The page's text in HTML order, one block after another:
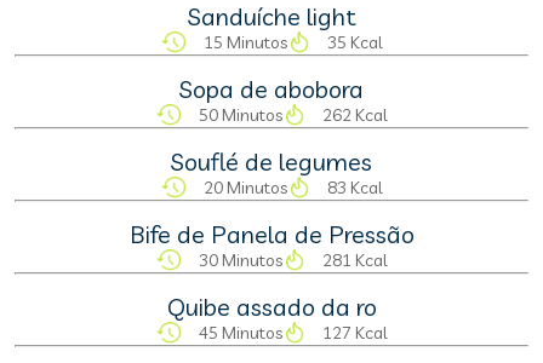
Sanduíche light
15 Minutos 35 Kcal
Sopa de abobora
50 Minutos 262 Kcal
Souflé de legumes
20 Minutos 83 Kcal
Bife de Panela de Pressão
30 Minutos 281 Kcal
Quibe assado da ro
45 Minutos 127 Kcal